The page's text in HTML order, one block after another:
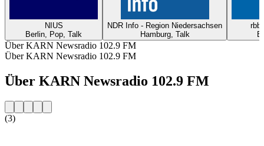
NIUS
Berlin, Pop, Talk
NDR Info - Region Niedersachsen
Hamburg, Talk
Über KARN Newsradio 102.9 FM
Über KARN Newsradio 102.9 FM
Über KARN Newsradio 102.9 FM
(3)